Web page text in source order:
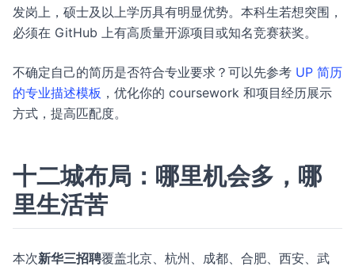
发岗上，硕士及以上学历具有明显优势。本科生若想突围，
必须在 GitHub 上有高质量开源项目或知名竞赛获奖。
不确定自己的简历是否符合专业要求？可以先参考 UP 简历
的专业描述模板 ，优化你的 coursework 和项目经历展示
方式，提高匹配度。
十二城布局：哪里机会多，哪
里生活苦
本次新华三招聘覆盖北京、杭州、成都、合肥、西安、武